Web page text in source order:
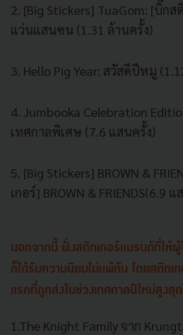
2. [Big Stickers] TuaGom: [บิ๊ก
แว่นแสนซน (1.31 ล้านครั้ง)
3. Hello Pig Year: สวัสดีปีหมู
4. Jumbooka Celebration
เทศกาลพิเศษ (7.6 แสนครั้ง)
5. [Big Stickers] BROWN &
เกอร์] BROWN & FRIENDS(6.9 แ
นอกจากนี้ ฝั่งสติกเกอร์แบรนด์ที่ให้ผู้
ก็ได้รับความนิยมไม่แพ้กัน โดยสติก
แรกที่ถูกส่งในช่วงเทศกาลปีใหม่สูงสุ
1.The Knight Family จาก